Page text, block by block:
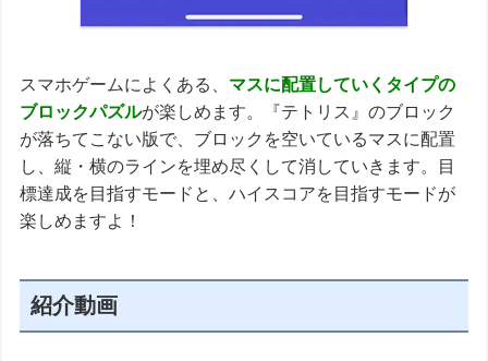
スマホゲームによくある、 マスに配置していくタイプの
ブロックパズルが楽しめます。『テトリス』のブロック
が落ちてこない版で、ブロックを空いているマスに配置
し、縦・横のラインを埋め尽くして消していきます。目
標達成を目指すモードと、ハイスコアを目指すモードが
楽しめますよ！
紹介動画